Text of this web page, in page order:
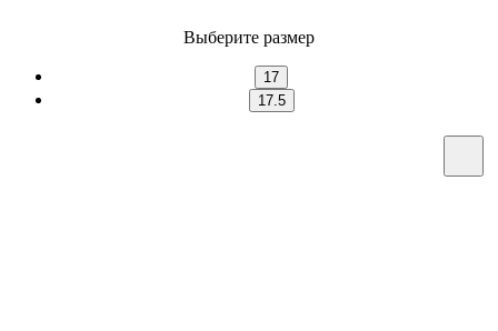
Выберите размер
17
17.5